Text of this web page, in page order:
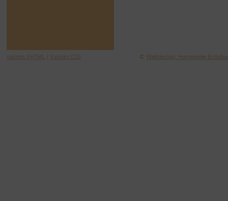
valides XHTML Valides CSS © Webdesign, Homepage-